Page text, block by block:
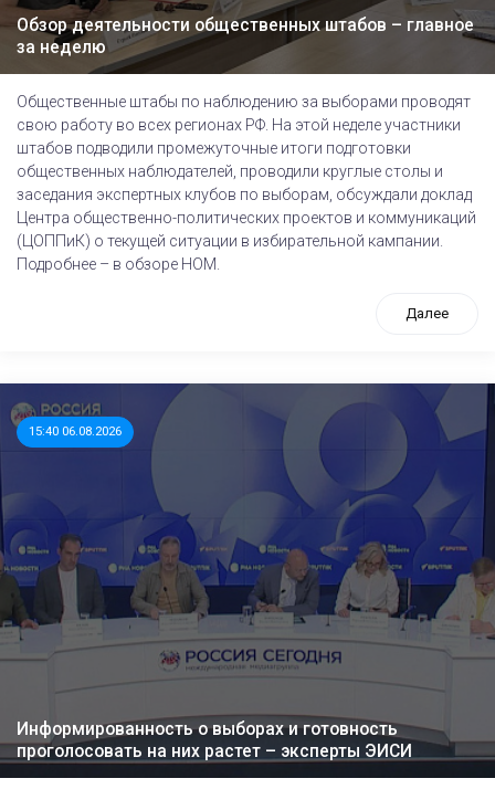
Обзор деятельности общественных штабов – главное
за неделю
Общественные штабы по наблюдению за выборами проводят
свою работу во всех регионах РФ. На этой неделе участники
штабов подводили промежуточные итоги подготовки
общественных наблюдателей, проводили круглые столы и
заседания экспертных клубов по выборам, обсуждали доклад
Центра общественно-политических проектов и коммуникаций
(ЦОППиК) о текущей ситуации в избирательной кампании.
Подробнее – в обзоре НОМ.
Далее
15:40 06.08.2026
Информированность о выборах и готовность
проголосовать на них растет – эксперты ЭИСИ